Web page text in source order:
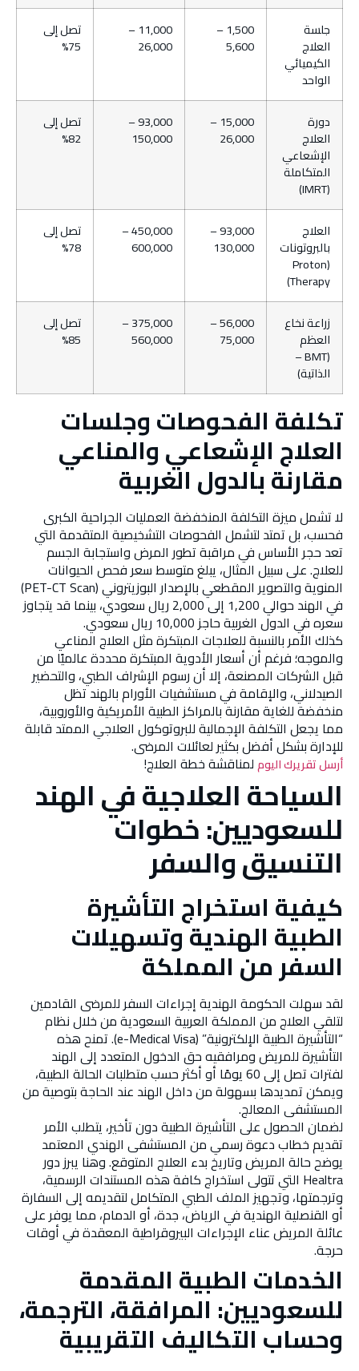
جلسة
العلاج
الكيميائي
الواحد
1,500 –
5,600
11,000 –
26,000
تصل إلى
75%
دورة
العلاج
الإشعاعي
المتكاملة
(IMRT)
15,000 –
26,000
93,000 –
150,000
تصل إلى
82%
العلاج
بالبروتونات
(Proton
Therapy)
93,000 –
130,000
450,000 –
600,000
تصل إلى
78%
زراعة نخاع
العظم
(BMT –
الذاتية)
56,000 –
75,000
375,000 –
560,000
تصل إلى
85%
تكلفة الفحوصات وجلسات
العلاج الإشعاعي والمناعي
مقارنة بالدول الغربية
لا تشمل ميزة التكلفة المنخفضة العمليات الجراحية الكبرى
فحسب، بل تمتد لتشمل الفحوصات التشخيصية المتقدمة التي
تعد حجر الأساس في مراقبة تطور المرض واستجابة الجسم
للعلاج. على سبيل المثال، يبلغ متوسط سعر فحص الحيوانات
المنوية والتصوير المقطعي بالإصدار البوزيتروني (PET-CT Scan)
في الهند حوالي 1,200 إلى 2,000 ريال سعودي، بينما قد يتجاوز
سعره في الدول الغربية حاجز 10,000 ريال سعودي.
كذلك الأمر بالنسبة للعلاجات المبتكرة مثل العلاج المناعي
والموجه؛ فرغم أن أسعار الأدوية المبتكرة محددة عالميًا من
قبل الشركات المصنعة، إلا أن رسوم الإشراف الطبي، والتحضير
الصيدلاني، والإقامة في مستشفيات الأورام بالهند تظل
منخفضة للغاية مقارنة بالمراكز الطبية الأمريكية والأوروبية،
مما يجعل التكلفة الإجمالية للبروتوكول العلاجي الممتد قابلة
للإدارة بشكل أفضل بكثير لعائلات المرضى.
أرسل تقريرك اليوملمناقشة خطة العلاج!
السياحة العلاجية في الهند
للسعوديين: خطوات
التنسيق والسفر
كيفية استخراج التأشيرة
الطبية الهندية وتسهيلات
السفر من المملكة
لقد سهلت الحكومة الهندية إجراءات السفر للمرضى القادمين
لتلقي العلاج من المملكة العربية السعودية من خلال نظام
“التأشيرة الطبية الإلكترونية” (e-Medical Visa). تمنح هذه
التأشيرة للمريض ومرافقيه حق الدخول المتعدد إلى الهند
لفترات تصل إلى 60 يومًا أو أكثر حسب متطلبات الحالة الطبية،
ويمكن تمديدها بسهولة من داخل الهند عند الحاجة بتوصية من
المستشفى المعالج.
لضمان الحصول على التأشيرة الطبية دون تأخير، يتطلب الأمر
تقديم خطاب دعوة رسمي من المستشفى الهندي المعتمد
يوضح حالة المريض وتاريخ بدء العلاج المتوقع. وهنا يبرز دور
Healtra التي تتولى استخراج كافة هذه المستندات الرسمية،
وترجمتها، وتجهيز الملف الطبي المتكامل لتقديمه إلى السفارة
أو القنصلية الهندية في الرياض، جدة، أو الدمام، مما يوفر على
عائلة المريض عناء الإجراءات البيروقراطية المعقدة في أوقات
حرجة.
الخدمات الطبية المقدمة
للسعوديين: المرافقة، الترجمة،
وحساب التكاليف التقريبية